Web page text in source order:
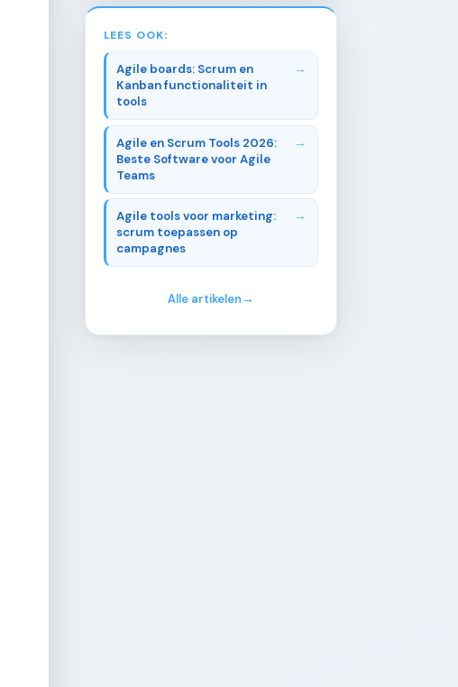
LEES OOK:
Agile boards: Scrum en
Kanban functionaliteit in
tools
Agile en Scrum Tools 2026:
Beste Software voor Agile
Teams
Agile tools voor marketing:
scrum toepassen op
campagnes
Alle artikelen